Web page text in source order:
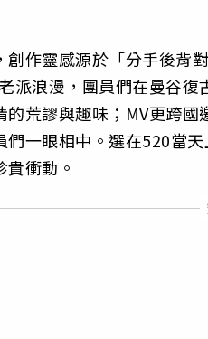
創作靈感源於「分手後背
派浪漫，團員們在曼谷
的荒謬與趣味；MV更跨
們一眼相中。選在520當
衝動。